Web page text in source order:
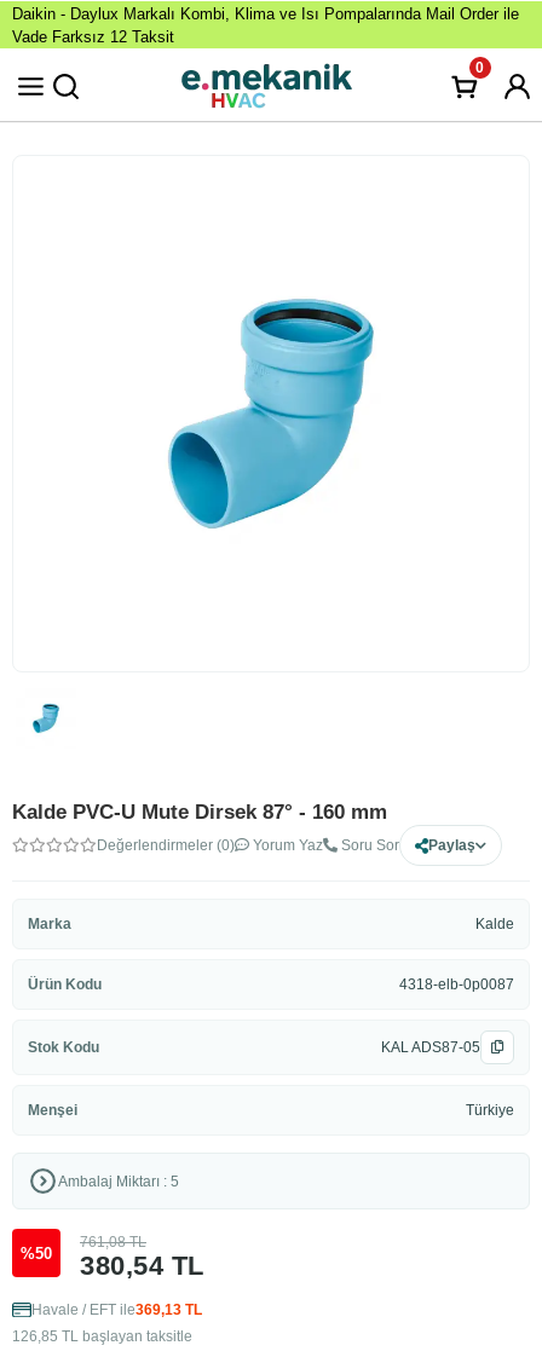
Daikin - Daylux Markalı Kombi, Klima ve Isı Pompalarında Mail Order ile
Vade Farksız 12 Taksit
0
Kalde PVC-U Mute Dirsek 87° - 160 mm
Değerlendirmeler (0) Yorum Yaz Soru Sor Paylaş
Marka Kalde
Ürün Kodu 4318-elb-0p0087
Stok Kodu KAL ADS87-05
Menşei Türkiye
Ambalaj Miktarı : 5
%50 380,54 TL
761,08 TL
Havale / EFT ile369,13 TL
126,85 TL başlayan taksitle